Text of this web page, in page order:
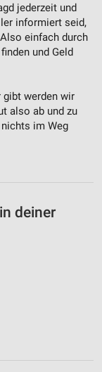
jederzeit und
informiert seid,
einfach durch
und Geld
gibt werden wir
also ab und zu
im Weg
deiner